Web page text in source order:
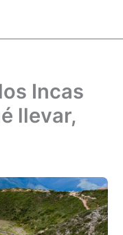
Incas
llevar,